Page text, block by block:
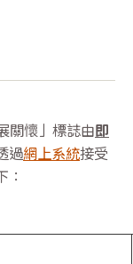
關懷」標誌由即
過網上系統接受